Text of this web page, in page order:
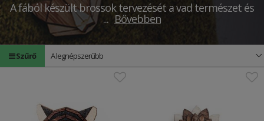
A fából készült brossok tervezését a vad természet és
... Bővebben
Szűrő A legnépszerűbb